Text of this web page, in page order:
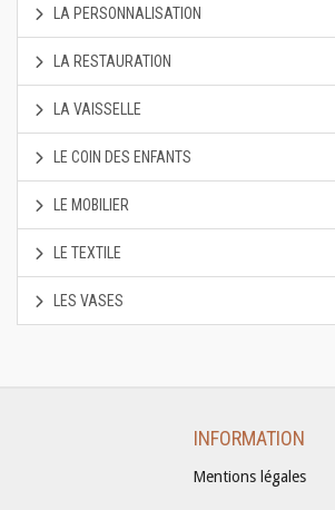
LA PERSONNALISATION
LA RESTAURATION
LA VAISSELLE
LE COIN DES ENFANTS
LE MOBILIER
LE TEXTILE
LES VASES
INFORMATION
Mentions légales